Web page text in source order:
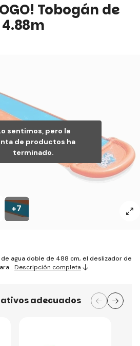
+7
sentimos, pero la
de productos ha
terminado.
Tobogán de
agua doble de 488 cm, el deslizador de
Descripción completa
adecuados